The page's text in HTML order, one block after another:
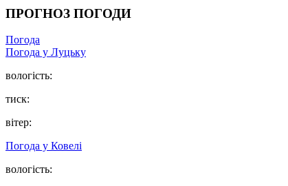
ПРОГНОЗ ПОГОДИ
Погода
Погода у Луцьку
вологість:
тиск:
вітер:
Погода у Ковелі
вологість: